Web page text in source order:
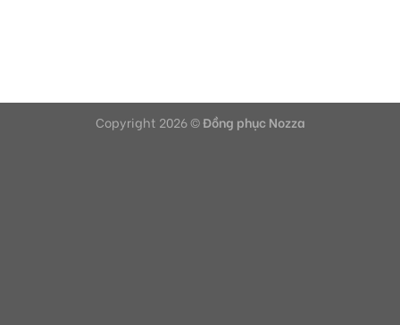
Copyright 2026 ©Đồng phục Nozza